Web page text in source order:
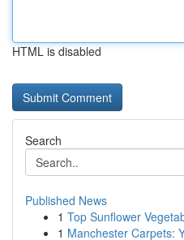
HTML is disabled
Search
Published News
1 Top Sunflower
1 Manchester Carpets: